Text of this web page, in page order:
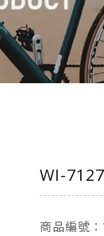
WI-7127
商品編號